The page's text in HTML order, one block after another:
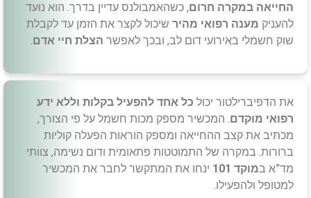
החייאה במקרה חרום, כשהאמבולנס עדיין בדרך. הוא נועד
להעניק מענה רפואי מהירשיכול לקצר את הזמן עד לקבלת
שוק חשמלי באירועי דום לב, ובכך לאפשרהצלת חיי אדם.
את הדפיברילטוריכולכל אחד להפעיל בקלות וללא ידע
רפואי מוקדם. המכשיר מספק מכות חשמל על פי הצורך,
מכתיב את קצב ההחייאה ומספק הוראות הפעלה קוליות
ברורות. במקרה של התמוטטות פתאומית ודום נשימה, צוותי
מד”א במוקד 101
ינחו את המתקשר לחבר את המכשיר
למטופל ולהפעילו.